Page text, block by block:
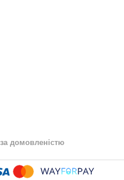
за домовленістю